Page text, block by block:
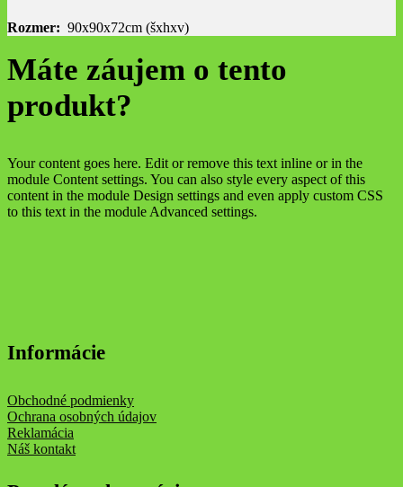
Rozmer: 90x90x72cm (šxhxv)
Máte záujem o tento
produkt?
Your content goes here. Edit or remove this text inline or in the
module Content settings. You can also style every aspect of this
content in the module Design settings and even apply custom CSS
to this text in the module Advanced settings.
Informácie
Obchodné podmienky
Ochrana osobných údajov
Reklamácia
Náš kontakt